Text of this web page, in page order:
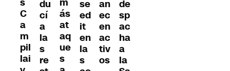
C
a
m
pil
lai
du
cí
a
la
s
re
ás
at
aq
ue
s
se
ed
it
en
la
s
an
ec
en
ac
tiv
os
de
sp
ac
ha
a
la